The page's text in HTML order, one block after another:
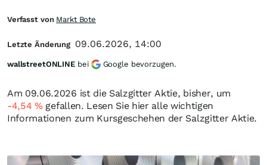
Am 09.06.2026 ist die Salzgitter Aktie, bisher, um
-4,54% gefallen. Lesen Sie hier alle wichtigen
Informationen zum Kursgeschehen der Salzgitter Aktie.
Verfasst von Markt Bote
Letzte Änderung 09.06.2026, 14:00
wallstreetONLINE bei Google bevorzugen.